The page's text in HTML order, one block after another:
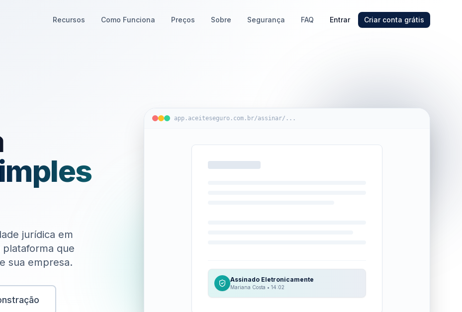
Recursos Como Funciona Preços Sobre Segurança FAQ Entrar Criar conta grátis
jurídica em
plataforma que
sua empresa.
app.aceiteseguro.com.br/assinar/...
Assinado Eletronicamente
Mariana Costa • 14:02